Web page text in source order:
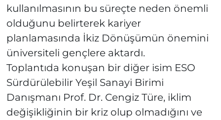
kullanılmasının bu süreçte neden önemli
olduğunu belirterek kariyer
planlamasında İkiz Dönüşümün önemini
üniversiteli gençlere aktardı.
Toplantıda konuşan bir diğer isim ESO
Sürdürülebilir Yeşil Sanayi Birimi
Danışmanı Prof. Dr. Cengiz Türe, iklim
değişikliğinin bir kriz olup olmadığını ve